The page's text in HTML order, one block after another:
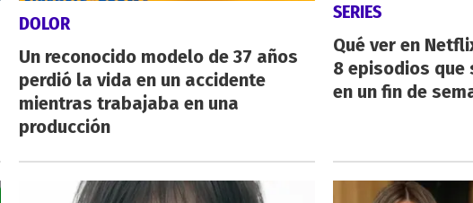
DOLOR
Un reconocido modelo de 37 años
perdió la vida en un accidente
mientras trabajaba en una
producción
SERIES
Qué ver en
8 episodios que
en un fin de